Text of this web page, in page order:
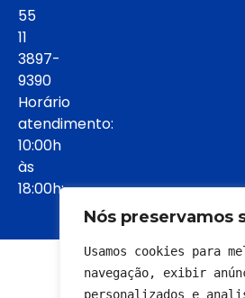
Nós preservamos
Usamos cookies para
navegação, exibir
personalizados e
55
11
3897-
9390
Horário
atendimento:
10:00h
às
18:00h:
© 2022 - Todos os direitos